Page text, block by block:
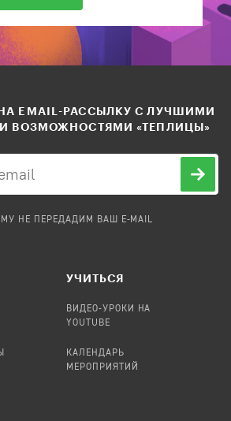
EMAIL-РАССЫЛКУ С ЛУЧШИМИ
ВОЗМОЖНОСТЯМИ «ТЕПЛИЦЫ»
НЕ ПЕРЕДАДИМ ВАШ E-MAIL
УЧИТЬСЯ
ВИДЕО-УРОКИ НА
YOUTUBE
КАЛЕНДАРЬ
МЕРОПРИЯТИЙ